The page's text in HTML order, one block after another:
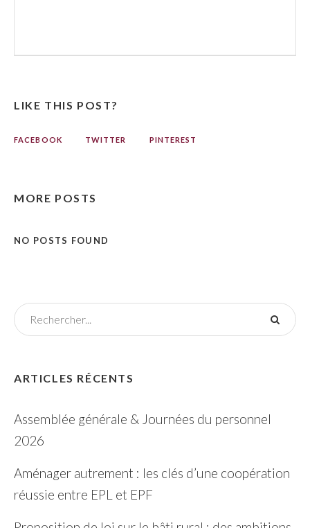
LIKE THIS POST?
FACEBOOK TWITTER PINTEREST
MORE POSTS
NO POSTS FOUND
ARTICLES RÉCENTS
Assemblée générale & Journées du personnel
2026
Aménager autrement : les clés d’une coopération
réussie entre EPL et EPF